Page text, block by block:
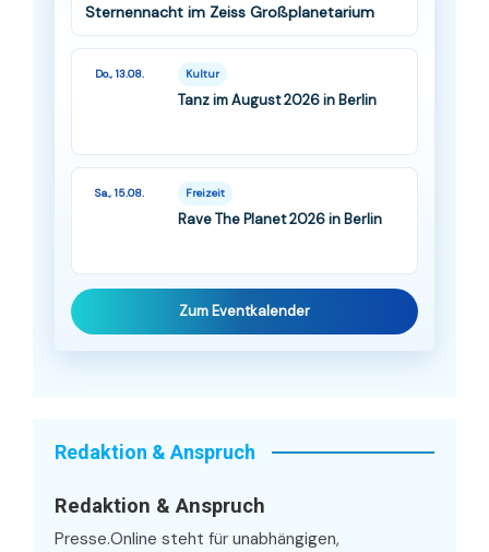
Sternennacht im Zeiss Großplanetarium
Do., 13.08. Kultur
Tanz im August 2026 in Berlin
Sa., 15.08. Freizeit
Rave The Planet 2026 in Berlin
Zum Eventkalender
Redaktion & Anspruch
Redaktion & Anspruch
Presse.Online steht für unabhängigen,